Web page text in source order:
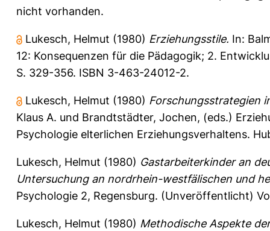
nicht vorhanden.
Lukesch, Helmut (1980) Erziehungsstile. In:
12: Konsequenzen für die Pädagogik; 2.
S. 329-356. ISBN 3-463-24012-2.
Lukesch, Helmut (1980) Forschungsstrategien
Klaus A. und Brandtstädter, Jochen, (eds.)
Psychologie elterlichen Erziehungsverhaltens.
Lukesch, Helmut (1980) Gastarbeiterkinder an
Untersuchung an nordrhein-westfälischen und
Psychologie 2, Regensburg. (Unveröffentlicht)
Lukesch, Helmut (1980) Methodische Aspekte